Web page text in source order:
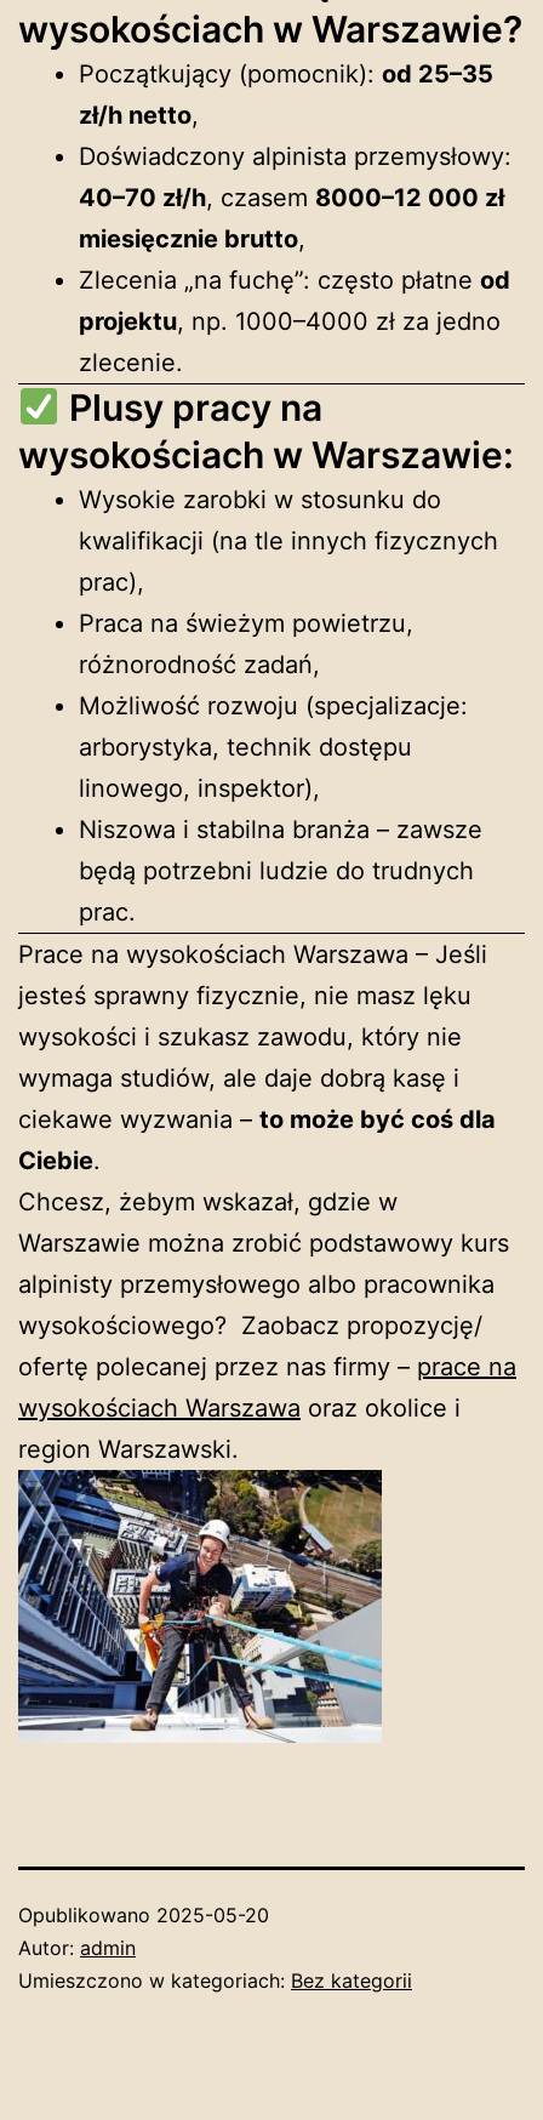
wysokościach w Warszawie?
Początkujący (pomocnik): od 25–35
zł/h netto,
Doświadczony alpinista przemysłowy:
40–70 zł/h, czasem 8000–12 000 zł
miesięcznie brutto,
Zlecenia „na fuchę”: często płatne od
projektu, np. 1000–4000 zł za jedno
zlecenie.
Plusy pracy na
wysokościach w Warszawie:
Wysokie zarobki w stosunku do
kwalifikacji (na tle innych fizycznych
prac),
Praca na świeżym powietrzu,
różnorodność zadań,
Możliwość rozwoju (specjalizacje:
arborystyka, technik dostępu
linowego, inspektor),
Niszowa i stabilna branża – zawsze
będą potrzebni ludzie do trudnych
prac.
Prace na wysokościach Warszawa – Jeśli
jesteś sprawny fizycznie, nie masz lęku
wysokości i szukasz zawodu, który nie
wymaga studiów, ale daje dobrą kasę i
ciekawe wyzwania – to może być coś dla
Ciebie.
Chcesz, żebym wskazał, gdzie w
Warszawie można zrobić podstawowy kurs
alpinisty przemysłowego albo pracownika
wysokościowego? Zaobacz propozycję/
ofertę polecanej przez nas firmy – prace na
wysokościach Warszawa oraz okolice i
region Warszawski.
Opublikowano 2025-05-20
Autor: admin
Umieszczono w kategoriach: Bez kategorii